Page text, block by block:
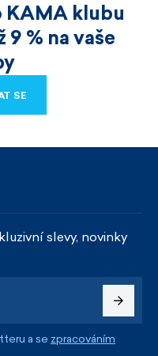
KAMA klubu
9 % na vaše
SE
slevy, novinky
a se zpracováním